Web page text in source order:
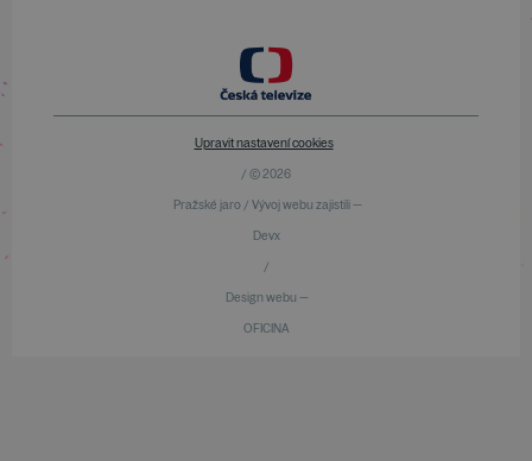
Upravit nastavení cookies
/ © 2026
Pražské jaro / Vývoj webu zajistili —
Devx
/
Design webu —
OFICINA